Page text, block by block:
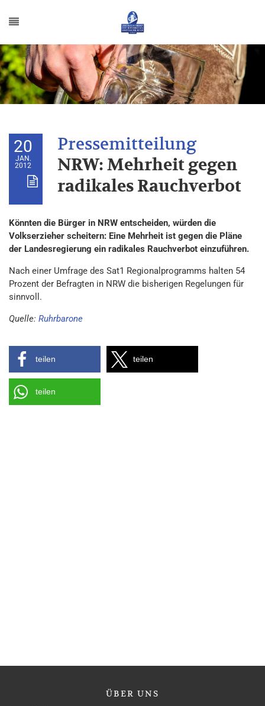
20
JAN.
2012
NRW: Mehrheit gegen
radikales Rauchverbot
Könnten die Bürger in NRW entscheiden, würden die
Volkserzieher scheitern: Eine Mehrheit ist gegen die Pläne
der Landesregierung ein radikales Rauchverbot einzuführen.
Nach einer Umfrage des Sat1 Regionalprogramms halten 54
Prozent der Befragten in NRW die bisherigen Regelungen für
sinnvoll.
Quelle: Ruhrbarone
teilen teilen
teilen
ÜBER UNS